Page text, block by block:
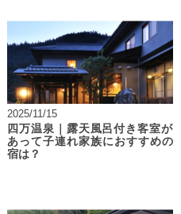
2025/11/15
四万温泉｜露天風呂付き客室が
あって子連れ家族におすすめの
宿は？